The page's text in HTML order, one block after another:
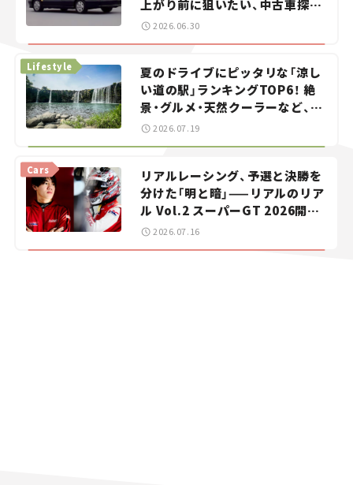
上がり前に狙いたい、中古車探し
をお手伝い――ちょっとイケてるマ
2026.06.30
夏のドライブにピッタリな「涼し
い道の駅」ランキングTOP6！ 絶
景・グルメ・天然クーラーなど、避
暑におすすめのスポットを紹介
【道の駅マニアの推し駅ガイド】
Lifestyle
2026.07.19
リアルレーシング、予選と決勝を
分けた「明と暗」——リアルのリア
ル Vol.2 スーパーGT 2026開幕
戦 岡山国際サーキット
Cars
2026.07.16